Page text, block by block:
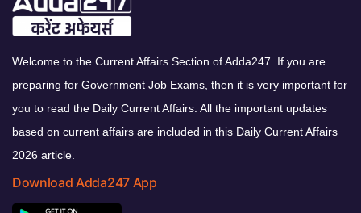
Welcome to the Current Affairs Section of Adda247. If you are
preparing for Government Job Exams, then it is very important for
you to read the Daily Current Affairs. All the important updates
based on current affairs are included in this Daily Current Affairs
2026 article.
Download Adda247 App